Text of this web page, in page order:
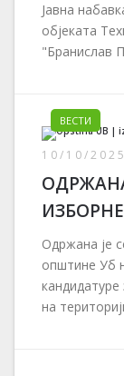
Јавна
објеката
"Бранислав
ВЕСТИ
10/10/2025
Одржана је
општине Уб
на